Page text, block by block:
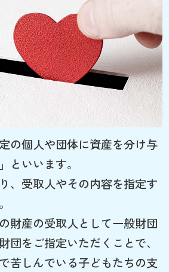
の個人や団体に資産を分け与
といいます。
、受取人やその内容を指定す
財産の受取人として一般財団
団をご指定いただくことで、
苦しんでいる子どもたちの支